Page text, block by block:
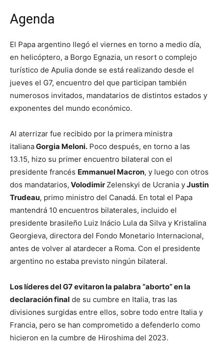
Agenda
El Papa argentino llegó el viernes en torno a medio día,
en helicóptero, a Borgo Egnazia, un resort o complejo
turístico de Apulia donde se está realizando desde el
jueves el G7, encuentro del que participan también
numerosos invitados, mandatarios de distintos estados y
exponentes del mundo económico.
Al aterrizar fue recibido por la primera ministra
italianaGorgia Meloni. Poco después, en torno a las
13.15, hizo su primer encuentro bilateral con el
presidente francés Emmanuel Macron, y luego con otros
dos mandatarios, Volodimir Zelenskyi de Ucrania yJustin
Trudeau, primo ministro del Canadá. En total el Papa
mantendrá 10 encuentros bilaterales, incluido el
presidente brasileño Luiz Inácio Lula da Silva y Kristalina
Georgieva, directora del Fondo Monetario Internacional,
antes de volver al atardecer a Roma. Con el presidente
argentino no estaba previsto ningún bilateral.
Los líderes del G7 evitaron la palabra “aborto” en la
declaración final de su cumbre en Italia, tras las
divisiones surgidas entre ellos, sobre todo entre Italia y
Francia, pero se han comprometido a defenderlo como
hicieron en la cumbre de Hiroshima del 2023.